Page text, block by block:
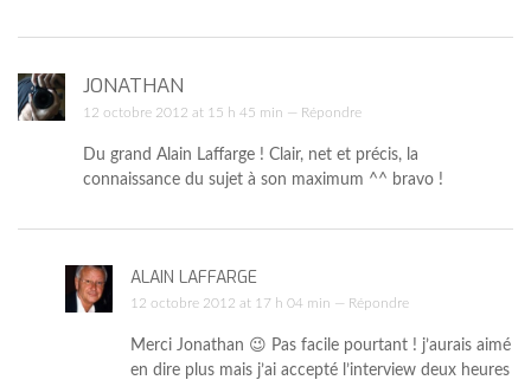
JONATHAN
12 octobre 2012 at 15 h 45 min — Répondre
Du grand Alain Laffarge ! Clair, net et précis, la
connaissance du sujet à son maximum ^^ bravo !
ALAIN LAFFARGE
12 octobre 2012 at 17 h 04 min — Répondre
Merci Jonathan 😉 Pas facile pourtant ! j’aurais aimé
en dire plus mais j’ai accepté l’interview deux heures